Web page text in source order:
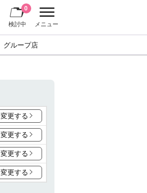
メニュー
検討中
0
グループ店
変更する
変更する
変更する
変更する